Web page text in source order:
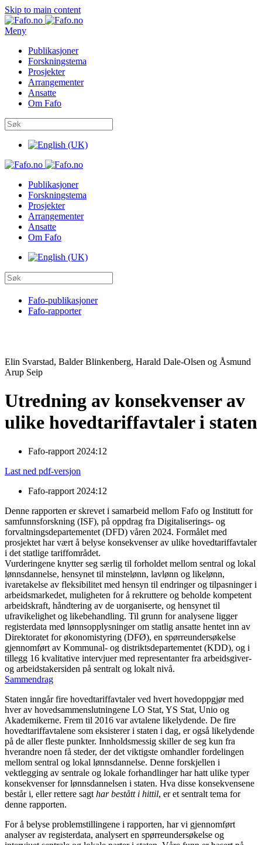
Skip to main content
Meny
Publikasjoner
Forskningstema
Prosjekter
Arrangementer
Ansatte
Om Fafo
Publikasjoner
Forskningstema
Prosjekter
Arrangementer
Ansatte
Om Fafo
Fafo-publikasjoner
Fafo-rapporter
Elin Svarstad, Balder Blinkenberg, Harald Dale-Olsen og Åsmund
Arup Seip
Utredning av konsekvenser av
ulike hovedtariffavtaler i staten
Fafo-rapport 2024:12
Last ned pdf-versjon
Fafo-rapport 2024:12
Denne rapporten er skrevet i samarbeid mellom Fafo og Institutt for
samfunnsforskning (ISF), på oppdrag fra Digitaliserings- og
forvaltningsdepartementet (DFD) våren 2024. Formålet med
prosjektet har vært å belyse konsekvenser av ulike hovedtariffavtaler
i det statlige tariffområdet.
Vurderingene knytter seg særlig til forholdet mellom sentral og lokal
lønnsdannelse, hensynet til minstelønn, lavlønn og likelønn,
ivaretakelse av fleksibilitet med hensyn til endringer og tilpasninger i
arbeidsmarkedet, muligheten for å rekruttere og beholde kompetent
arbeidskraft, håndtering av de uorganiserte, og hensynet til
ufravikelighet og likebehandling. Til grunn for analysene ligger
registerdata med lønnsopplysninger om statlig ansatte hentet inn av
Direktoratet for økonomistyring (DFØ), en spørreundersøkelse
gjennomført av Kommunal- og distriktsdepartementet (KDD), og i
tillegg 16 kvalitative intervjuer med representanter fra arbeidsgiver-
og arbeidstakersiden på sentralt og lokalt nivå.
Sammendrag
Staten inngår fire hovedtariffavtaler ved hvert hovedoppgjør med
hver av hovedsammenslutningene LO Stat, YS Stat, Unio og
Akademikerne. Frem til 2016 var avtalene likelydende. De fire
hovedtariffavtalene som eksisterer i staten i dag, er også likelydende
på de aller fleste punkter. Innholdsmessig skiller de seg kun fra
hverandre noen få steder, der det viktigste omhandler fordelingen
mellom sentral og lokal lønnsdannelse. Denne forskjellen i
vektlegging av sentrale og lokale forhandlinger har hatt ulike typer
konsekvenser for lønnsdannelsen i staten. Hva disse konsekvensene
består i, eller rettere sagt har bestått i hittil, er et sentralt tema for
denne rapporten.
For å belyse problemstillingene i rapporten, har vi gjennomført
analyser av registerdata, analysert en spørreundersøkelse og